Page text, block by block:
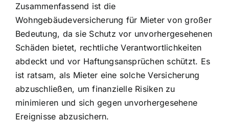
Zusammenfassend ist die
Wohngebäudeversicherung für Mieter von großer
Bedeutung, da sie Schutz vor unvorhergesehenen
Schäden bietet, rechtliche Verantwortlichkeiten
abdeckt und vor Haftungsansprüchen schützt. Es
ist ratsam, als Mieter eine solche Versicherung
abzuschließen, um finanzielle Risiken zu
minimieren und sich gegen unvorhergesehene
Ereignisse abzusichern.